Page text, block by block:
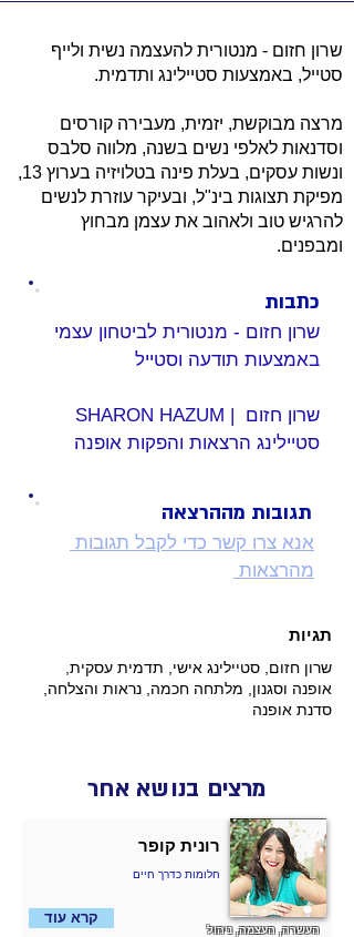
שרון חזום - מנטורית להעצמה נשית ולייף
סטייל, באמצעות סטיילינג ותדמית.
מרצה מבוקשת, יזמית, מעבירה קורסים
וסדנאות לאלפי נשים בשנה, מלווה סלבס
ונשות עסקים, בעלת פינה בטלויזיה בערוץ 13,
מפיקת תצוגות בינ"ל, ובעיקר עוזרת לנשים
להרגיש טוב ולאהוב את עצמן מבחוץ
ומבפנים.
כתבות
שרון חזום - מנטורית לביטחון עצמי
באמצעות תודעה וסטייל
SHARON HAZUM | שרון חזום
סטיילינג הרצאות והפקות אופנה
תגובות מההרצאה
אנא צרו קשר כדי לקבל תגובות
מהרצאות
תגיות
שרון חזום, סטיילינג אישי, תדמית עסקית,
אופנה וסגנון, מלתחה חכמה, נראות והצלחה,
סדנת אופנה
מרצים בנושא אחר
קרא עוד
העשרה, העצמה, ניהול
רונית קופר
חלומות כדרך חיים